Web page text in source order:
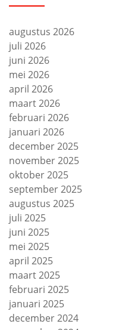
augustus 2026
juli 2026
juni 2026
mei 2026
april 2026
maart 2026
februari 2026
januari 2026
december 2025
november 2025
oktober 2025
september 2025
augustus 2025
juli 2025
juni 2025
mei 2025
april 2025
maart 2025
februari 2025
januari 2025
december 2024